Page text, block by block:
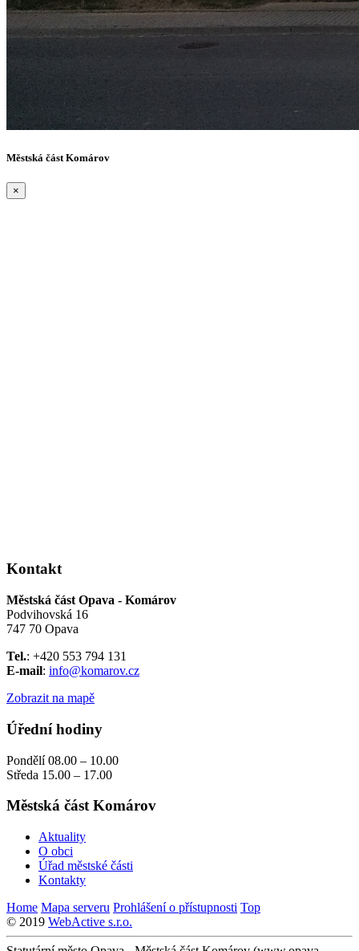
Městská část Komárov
×
Kontakt
Městská část Opava - Komárov
Podvihovská 16
747 70 Opava
Tel.: +420 553 794 131
E-mail: info@komarov.cz
Zobrazit na mapě
Úřední hodiny
Pondělí 08.00 – 10.00
Středa 15.00 – 17.00
Městská část Komárov
Aktuality
O obci
Úřad městské části
Kontakty
Home Mapa serveru Prohlášení o přístupnosti Top
© 2019 WebActive s.r.o.